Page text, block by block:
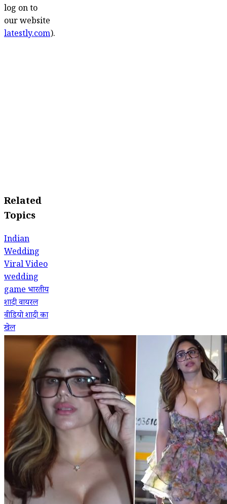
log on to
our website
latestly.com).
Related
Topics
Indian
Wedding
Viral Video
wedding
gameभारतीय
शादीवायरल
वीडियोशादी का
खेल